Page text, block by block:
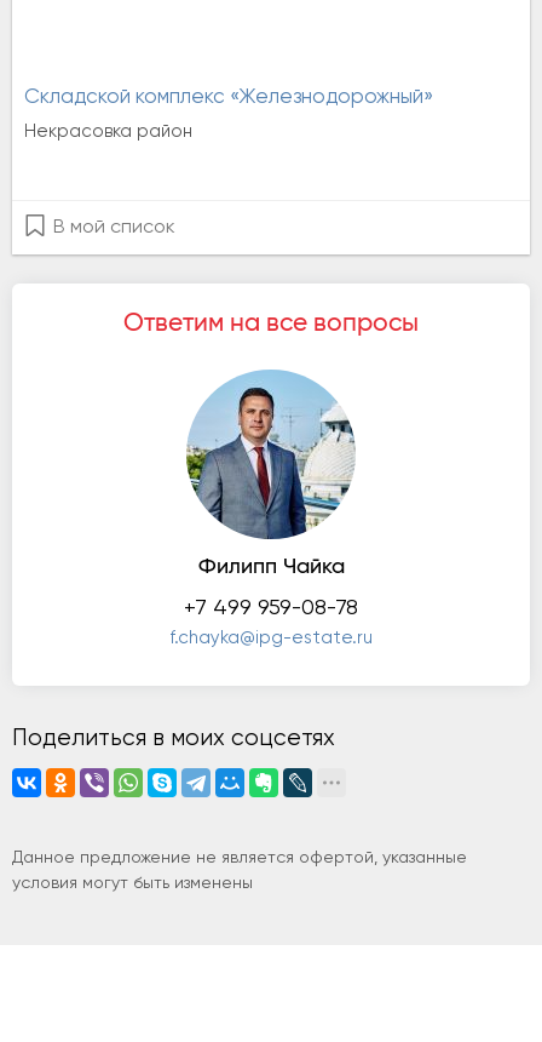
Складской комплекс «Железнодорожный»
Некрасовка район
В мой список
Ответим на все вопросы
Филипп Чайка
+7 499 959-08-78
f.chayka@ipg-estate.ru
Поделиться в моих соцсетях
Данное предложение не является офертой, указанные
условия могут быть изменены